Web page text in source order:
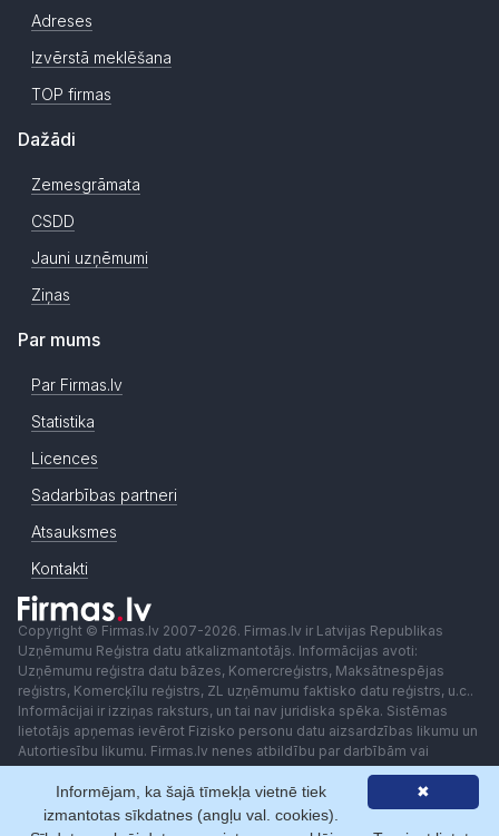
Adreses
Izvērstā meklēšana
TOP firmas
Dažādi
Zemesgrāmata
CSDD
Jauni uzņēmumi
Ziņas
Par mums
Par Firmas.lv
Statistika
Licences
Sadarbības partneri
Atsauksmes
Kontakti
Copyright © Firmas.lv 2007-2026. Firmas.lv ir Latvijas Republikas
Uzņēmumu Reģistra datu atkalizmantotājs. Informācijas avoti:
Uzņēmumu reģistra datu bāzes, Komercreģistrs, Maksātnespējas
reģistrs, Komercķīlu reģistrs, ZL uzņēmumu faktisko datu reģistrs, u.c..
Informācijai ir izziņas raksturs, un tai nav juridiska spēka. Sistēmas
lietotājs apņemas ievērot Fizisko personu datu aizsardzības likumu un
Autortiesību likumu. Firmas.lv nenes atbildību par darbībām vai
lēmumiem, kas balstīti uz saņemto pakalpojumu. Lietotājam aizliegts
izmantot jebkādas automatizētas sistēmas vai iekārtas (robotus)
piekļuvei sistēmai bez rakstiskas saskaņošanas ar Firmas.lv. Galvenā
redaktore: Ingūna Pempere.
✖
Informējam, ka šajā tīmekļa vietnē tiek
izmantotas sīkdatnes (angļu val. cookies).